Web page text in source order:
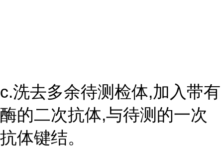
c.洗去多余待测检体,加入带有
酶的二次抗体,与待测的一次
抗体键结。